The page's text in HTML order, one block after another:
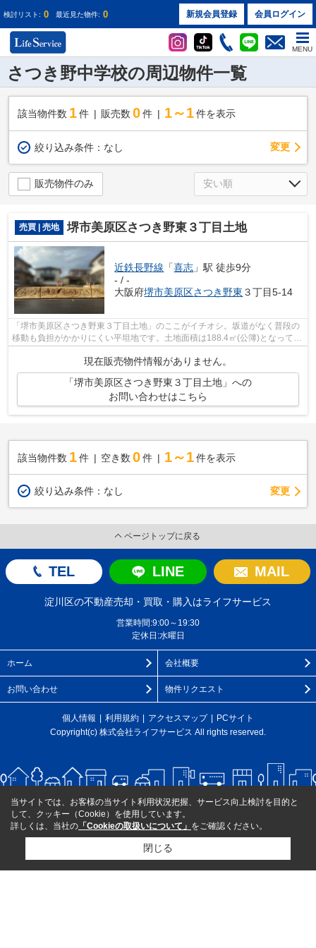
検討リスト: 0 最近見た物件: 0 新規会員登録 会員ログイン
MENU
さつき野中学校の周辺物件一覧
該当物件数 1件 販売数 0 件 1～1 件を表示
絞り込み条件： なし 変更
販売物件のみ
売買 | 売地 堺市美原区さつき野東３丁目土地
近鉄長野線 「喜志 」駅 徒歩9分
- / -
大阪府堺市美原区さつき野東 ３丁目5-14
「堺市美原区さつき野東３丁目土地」のここがイチオシ。坂道がなく普段の
移動も負担がかかりにくい平坦地です。土地面積は188.4㎡(公簿)となってい
現在販売物件情報がありません。
「堺市美原区さつき野東３丁目土地」への
お問い合わせはこちら
該当物件数 1件 空き数 0 件 1～1 件を表示
絞り込み条件： なし 変更
ページトップに戻る
TEL LINE MAIL
淀川区の不動産売却・買取・購入はライフサービス
営業時間:9:00～19:30
定休日:水曜日
ホーム 会社概要
お問い合わせ 物件リクエスト
個人情報 利用規約 アクセスマップ
PCサイト
Copyright(c) 株式会社ライフサービス All rights reserved.
当サイトでは、お客様の当サイト利用状況把握、サービス向上検討を目的と
して、クッキー（Cookie）を使用しています。
詳しくは、当社の 「Cookieの取扱いについて」 をご確認ください。
閉じる